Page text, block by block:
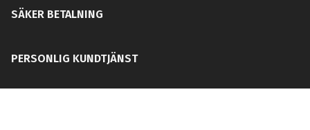
SÄKER BETALNING
PERSONLIG KUNDTJÄNST